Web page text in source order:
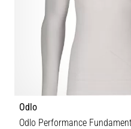
Odlo